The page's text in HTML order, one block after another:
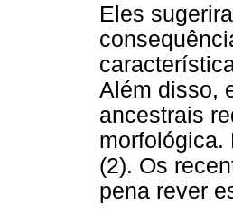
Eles
Além disso,
ancestrais
morfológica.
(2). Os
pena rever